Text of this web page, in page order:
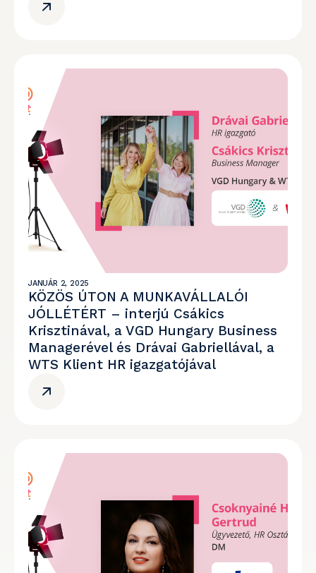
JANUÁR 2, 2025
KÖZÖS ÚTON A MUNKAVÁLLALÓI
JÓLLÉTÉRT – interjú Csákics
Krisztinával, a VGD Hungary Business
Managerével és Drávai Gabriellával, a
WTS Klient HR igazgatójával